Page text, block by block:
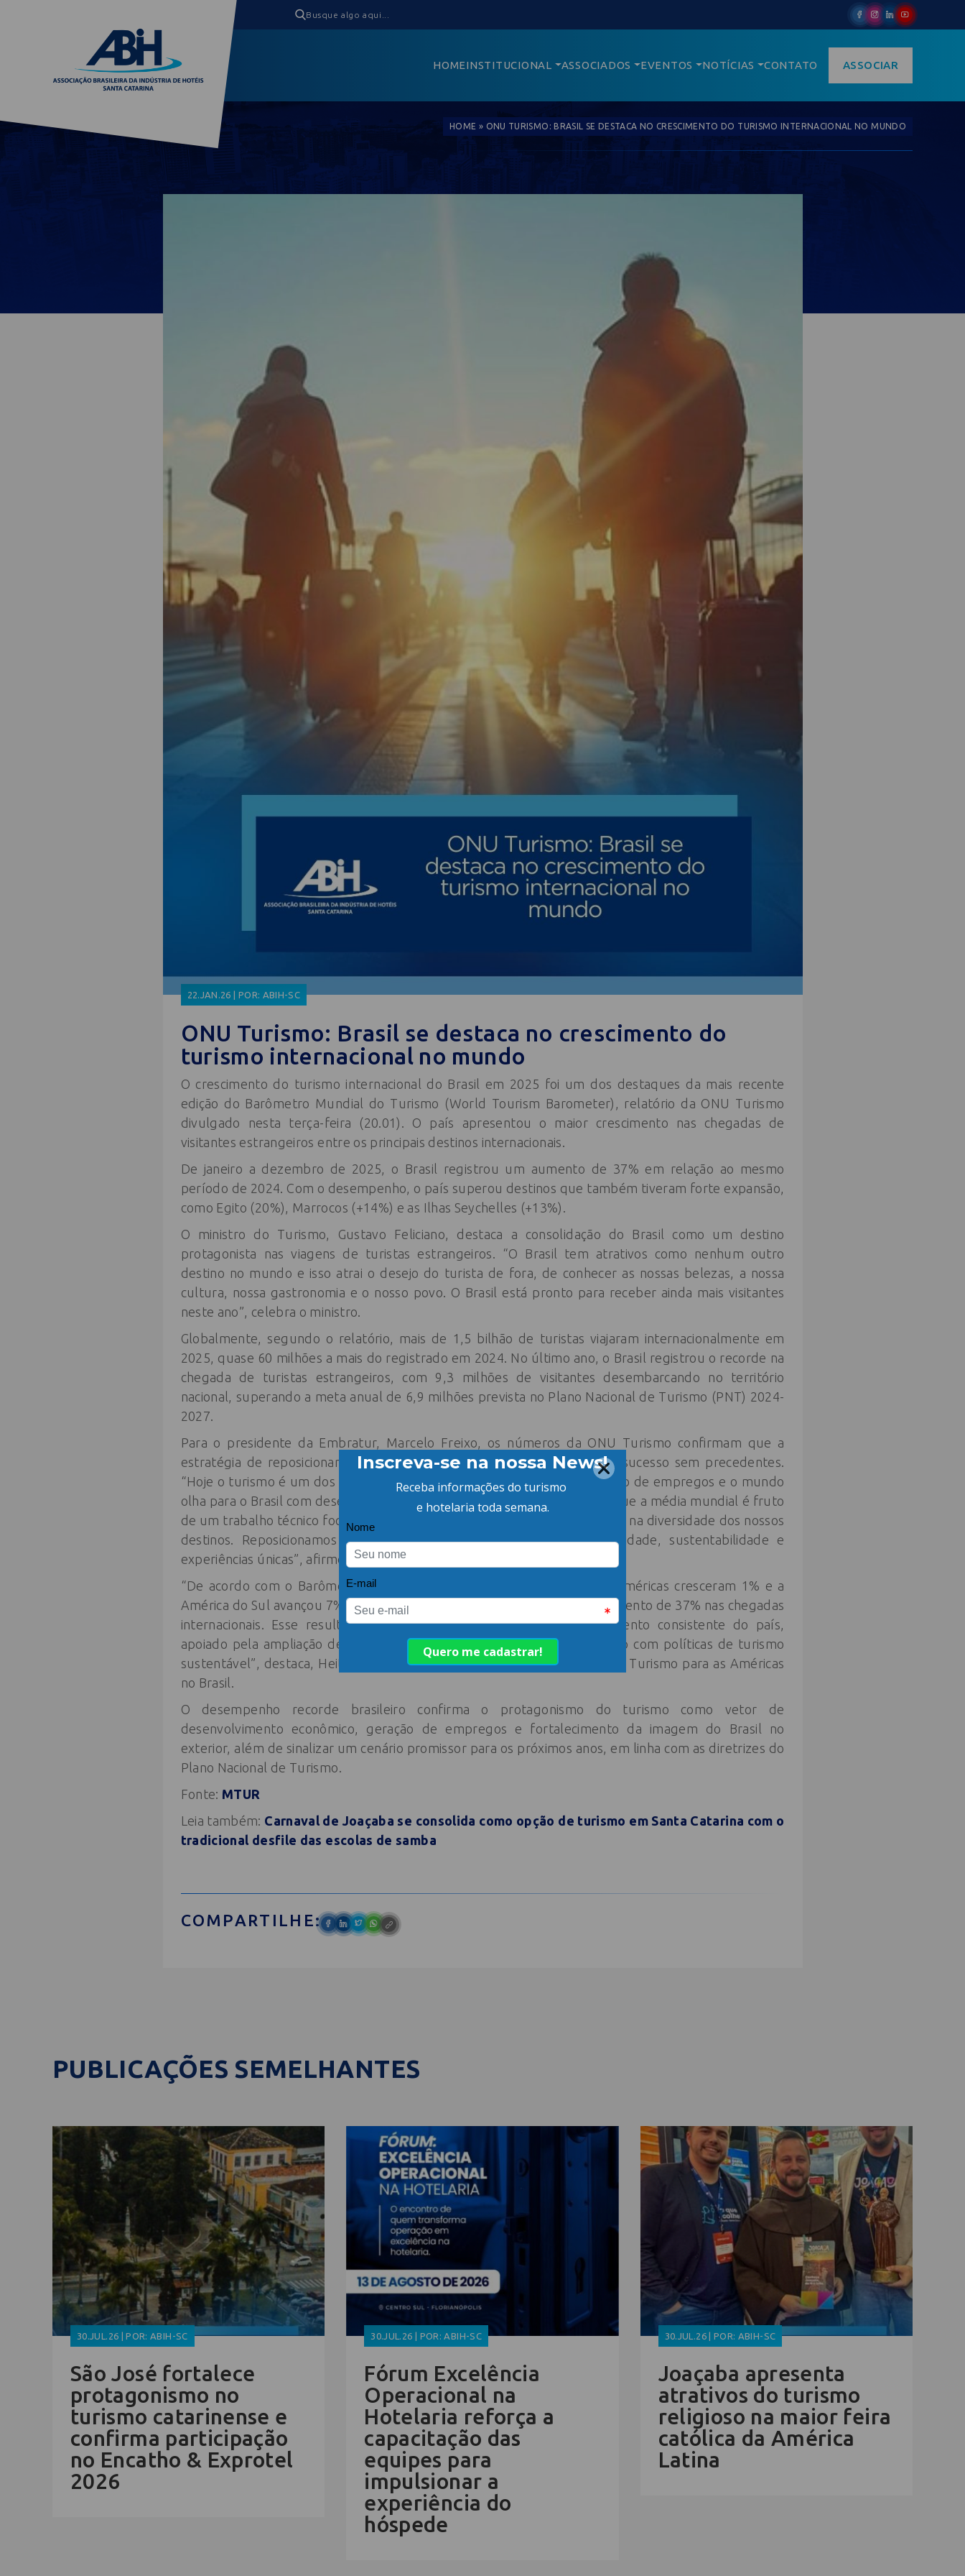
HOMEINSTITUCIONAL ASSOCIADOS EVENTOS NOTÍCIAS CONTATO ASSOCIAR
HOME » ONU TURISMO: BRASIL SE DESTACA NO CRESCIMENTO DO TURISMO INTERNACIONAL NO MUNDO
22.JAN.26 | POR: ABIH-SC
ONU Turismo: Brasil se destaca no crescimento do
turismo internacional no mundo
O crescimento do turismo internacional do Brasil em 2025 foi um dos destaques da mais recente
edição do Barômetro Mundial do Turismo (World Tourism Barometer), relatório da ONU Turismo
divulgado nesta terça-feira (20.01). O país apresentou o maior crescimento nas chegadas de
visitantes estrangeiros entre os principais destinos internacionais.
De janeiro a dezembro de 2025, o Brasil registrou um aumento de 37% em relação ao mesmo
período de 2024. Com o desempenho, o país superou destinos que também tiveram forte expansão,
como Egito (20%), Marrocos (+14%) e as Ilhas Seychelles (+13%).
O ministro do Turismo, Gustavo Feliciano, destaca a consolidação do Brasil como um destino
protagonista nas viagens de turistas estrangeiros. “O Brasil tem atrativos como nenhum outro
destino no mundo e isso atrai o desejo do turista de fora, de conhecer as nossas belezas, a nossa
cultura, nossa gastronomia e o nosso povo. O Brasil está pronto para receber ainda mais visitantes
neste ano”, celebra o ministro.
Globalmente, segundo o relatório, mais de 1,5 bilhão de turistas viajaram internacionalmente em
2025, quase 60 milhões a mais do registrado em 2024. No último ano, o Brasil registrou o recorde na
chegada de turistas estrangeiros, com 9,3 milhões de visitantes desembarcando no território
nacional, superando a meta anual de 6,9 milhões prevista no Plano Nacional de Turismo (PNT) 2024-
2027.
Para o presidente da Embratur, Marcelo Freixo, os números da ONU Turismo confirmam que a
estratégia de reposicionamento da imagem do Brasil no exterior é um sucesso sem precedentes.
“Hoje o turismo é um dos maiores motores de desenvolvimento e geração de empregos e o mundo
olha para o Brasil com desejo e confiança. Crescer quase dez vezes mais que a média mundial é fruto
de um trabalho técnico focado em conectividade aérea, sustentabilidade e na diversidade dos nossos
destinos. Reposicionamos o país no mundo, valorizando nossa diversidade, sustentabilidade e
experiências únicas”, afirmou.
“De acordo com o Barômetro Mundial da ONU Turismo, enquanto as Américas cresceram 1% e a
América do Sul avançou 7% em 2025, o Brasil se destacou com um crescimento de 37% nas chegadas
internacionais. Esse resultado não é episódico: reflete um posicionamento consistente do país,
apoiado pela ampliação de rotas, qualificação de produtos e alinhamento com políticas de turismo
sustentável”, destaca, Heitor Kadri, diretor do Escritório Regional da ONU Turismo para as Américas
no Brasil.
O desempenho recorde brasileiro confirma o protagonismo do turismo como vetor de
desenvolvimento econômico, geração de empregos e fortalecimento da imagem do Brasil no
exterior, além de sinalizar um cenário promissor para os próximos anos, em linha com as diretrizes do
Plano Nacional de Turismo.
Fonte: MTUR
Leia também: Carnaval de Joaçaba se consolida como opção de turismo em Santa Catarina com o
tradicional desfile das escolas de samba
COMPARTILHE:
PUBLICAÇÕES SEMELHANTES
30.JUL.26 | POR: ABIH-SC
São José fortalece
protagonismo no
turismo catarinense e
confirma participação
no Encatho & Exprotel
2026
30.JUL.26 | POR: ABIH-SC
Fórum Excelência
Operacional na
Hotelaria reforça a
capacitação das
equipes para
impulsionar a
experiência do
hóspede
30.JUL.26 | POR: ABIH-SC
Joaçaba apresenta
atrativos do turismo
religioso na maior feira
católica da América
Latina